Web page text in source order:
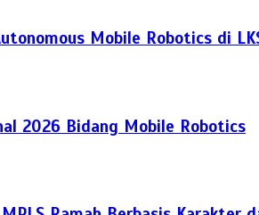
Mobile Robotics di
2026 Bidang Mobile Robotics